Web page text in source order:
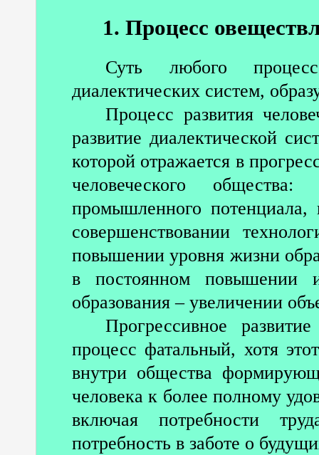
1. Процесс
Суть любого
диалектических систем,
Процесс развития
развитие диалектической
которой отражается в
человеческого
промышленного потенциала,
совершенствовании
повышении уровня жизни
в постоянном повышении
образования – увеличении
Прогрессивное
процесс фатальный, хотя
внутри общества
человека к более полному
включая потребности
потребность в заботе о